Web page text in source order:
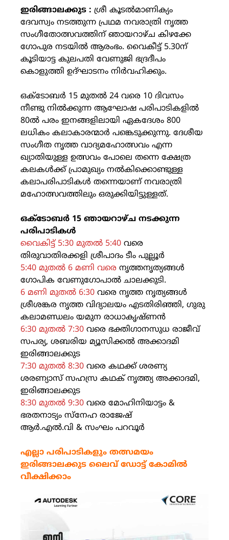
ഇരിങ്ങാലക്കുട : ശ്രീ കൂടൽമാണിക്യം
ദേവസ്വം നടത്തുന്ന പ്രഥമ നവരാത്രി നൃത്ത
സംഗീതോത്സവത്തിന് ഞായറാഴ്ച കിഴക്കേ
ഗോപുര നടയിൽ ആരംഭം. വൈകീട്ട് 5.30ന്
കൂടിയാട്ട കുലപതി വേണുജി ഭദ്രദീപം
കൊളുത്തി ഉദ്ഘാടനം നിർവഹിക്കും.
ഒക്ടോബർ 15 മുതൽ 24 വരെ 10 ദിവസം
നീണ്ടു നിൽക്കുന്ന ആഘോഷ പരിപാടികളിൽ
80ൽ പരം ഇനങ്ങളിലായി ഏകദേശം 800
ലധികം കലാകാരന്മാർ പങ്കെടുക്കുന്നു. ദേശീയ
സംഗീത നൃത്ത വാദ്യമഹോത്സവം എന്ന
ഖ്യാതിയുള്ള ഉത്സവം പോലെ തന്നെ ക്ഷേത്ര
കലകൾക്ക് പ്രാമുഖ്യം നൽകിക്കൊണ്ടുള്ള
കലാപരിപാടികൾ തന്നെയാണ് നവരാത്രി
മഹോത്സവത്തിലും ഒരുക്കിയിട്ടുള്ളത്.
ഒക്ടോബർ 15 ഞായറാഴ്ച നടക്കുന്ന
പരിപാടികൾ
വൈകിട്ട് 5:30 മുതൽ 5:40 വരെ
തിരുവാതിരക്കളി ശ്രീപാദം ടീം പുല്ലൂർ
5:40 മുതൽ 6 മണി വരെ നൃത്തനൃത്യങ്ങൾ
ഗോപിക വേണുഗോപാൽ ചാലക്കുടി.
6 മണി മുതൽ 6:30 വരെ നൃത്ത നൃത്യങ്ങൾ
ശ്രീശങ്കര നൃത്ത വിദ്യാലയം എടതിരിഞ്ഞി, ഗുരു
കലാമണ്ഡലം യമുന രാധാകൃഷ്ണൻ
6:30 മുതൽ 7:30 വരെ ഭക്തിഗാനസുധ രാജീവ്
സപര്യ, ശബരിയ മ്യൂസിക്കൽ അക്കാദമി
ഇരിങ്ങാലക്കുട
7:30 മുതൽ 8:30 വരെ കഥക്ക് ശരണ്യ
ശരണ്യാസ് സഹസ്ര കഥക് നൃത്ത്യ അക്കാദമി,
ഇരിങ്ങാലക്കുട
8:30 മുതൽ 9:30 വരെ മോഹിനിയാട്ടം &
ഭരതനാട്യം സ്നേഹ രാജേഷ്
ആർ.എൽ.വി & സംഘം പറവൂർ
എല്ലാ പരിപാടികളും തത്സമയം
ഇരിങ്ങാലക്കുട ലൈവ് ഡോട്ട് കോമിൽ
വീക്ഷിക്കാം